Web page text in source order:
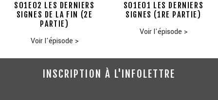
S01E02 LES DERNIERS
SIGNES DE LA FIN (2E
PARTIE)
Voir l'épisode >
S01E01 LES DERNIERS
SIGNES (1RE PARTIE)
Voir l'épisode >
INSCRIPTION À L'INFOLETTRE